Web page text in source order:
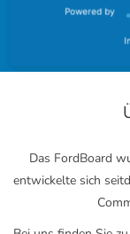
Das FordBoard
entwickelte sich
Powered by